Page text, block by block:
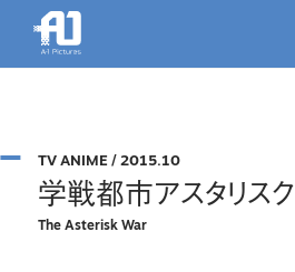
TV ANIME/2015.10
学戦都市アスタリスク
The Asterisk War